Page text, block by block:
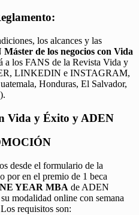
los alcances y las
Máster de los negocios con Vida
a los FANS de la Revista Vida y
LINKEDIN e INSTAGRAM,
Honduras, El Salvador,
Vida y Éxito y ADEN
desde el formulario de la
por en el premio de 1 beca
YEAR MBA de ADEN
modalidad online con semana
requisitos son: